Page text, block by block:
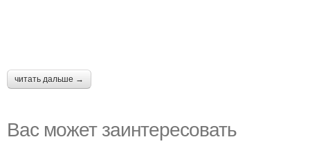
читать дальше →
Вас может заинтересовать